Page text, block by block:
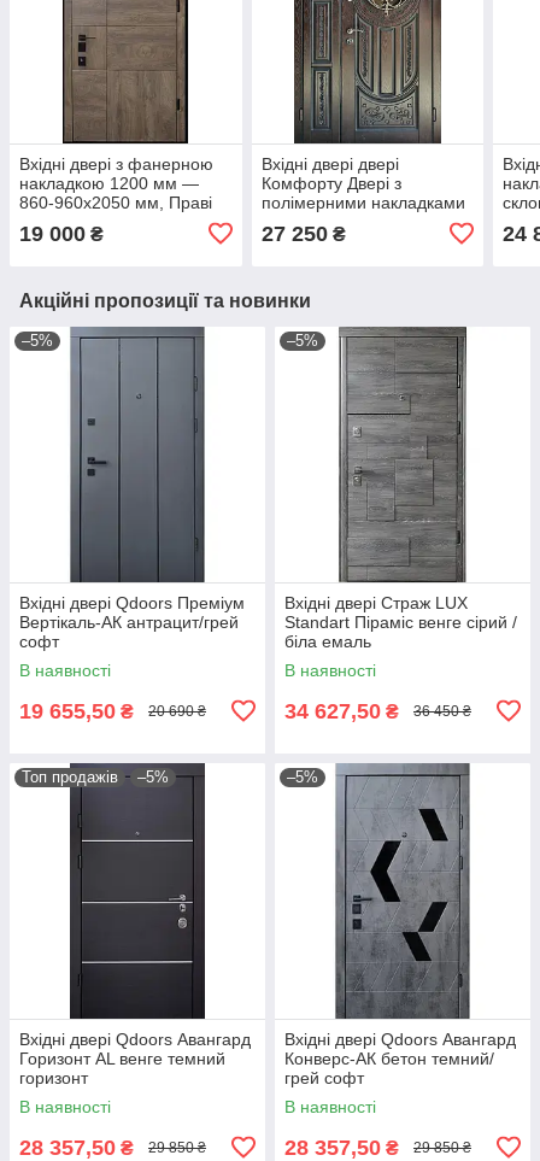
Вхідні двері з фанерною
накладкою 1200 мм —
860-960x2050 мм, Праві
19 000 ₴
Вхідні двері двері
Комфорту Двері з
полімерними накладками
1200x 860-960x2050 мм,
Праві і Ліві
27 250₴ 24
Акційні пропозиції та новинки
–5%
Вхідні двері Qdoors Преміум
Вертікаль-АК антрацит/грей
софт
В наявності
19 655,50 ₴ 20 690 ₴
–5%
Вхідні двері Страж LUX
Standart Піраміс венге сірий /
біла емаль
В наявності
34 627,50 ₴ 36 450 ₴
Топ продажів –5%
Вхідні двері Qdoors Авангард
Горизонт AL венге темний
горизонт
В наявності
28 357,50 ₴ 29 850 ₴
–5%
Вхідні двері Qdoors Авангард
Конверс-АК бетон темний/
грей софт
В наявності
28 357,50 ₴ 29 850 ₴